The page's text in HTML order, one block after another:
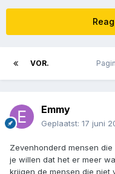
VOR.
Emmy
Geplaatst: 17 juni
Zevenhonderd mensen
je willen dat het er meer
krijgen de mensen die niet